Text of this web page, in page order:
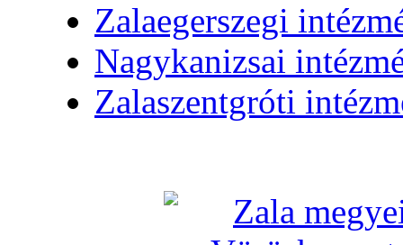
Zalaegerszegi
Nagykanizsai
Zalaszentgróti